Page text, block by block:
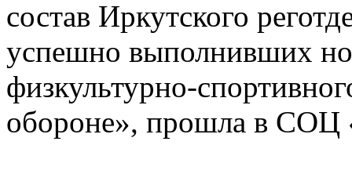
состав Иркутского
успешно выполнивших
физкультурно-
обороне», прошла в СОЦ